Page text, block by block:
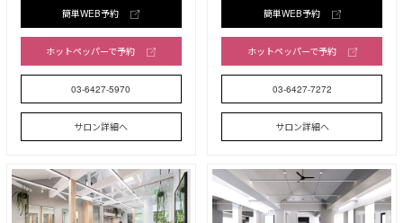
簡単WEB予約
ホットペッパーで予約
03-6427-5970
サロン詳細へ
簡単WEB予約
ホットペッパーで予約
03-6427-7272
サロン詳細へ